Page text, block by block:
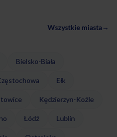
Wszystkie miasta→
Bielsko-Biała
Ełk
Kędzierzyn-Koźle
Łódź Lublin